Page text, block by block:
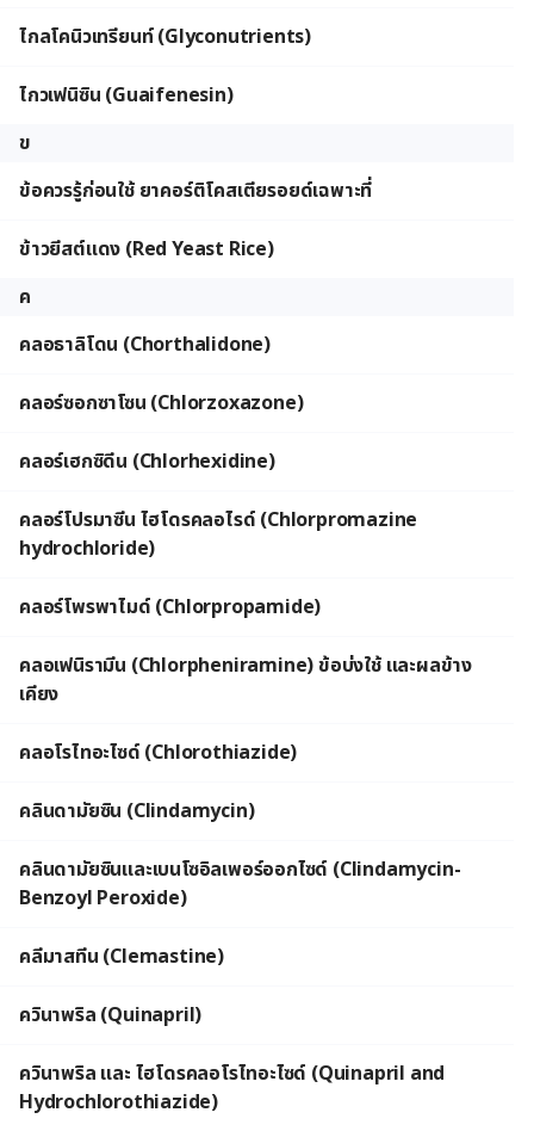
ไกลโคนิวเทรียนท์ (Glyconutrients)
ไกวเฟนิซิน (Guaifenesin)
ข
ข้อควรรู้ก่อนใช้ ยาคอร์ติโคสเตียรอยด์เฉพาะที่
ข้าวยีสต์แดง (Red Yeast Rice)
ค
คลอธาลิโดน (Chorthalidone)
คลอร์ซอกซาโซน (Chlorzoxazone)
คลอร์เฮกซิดีน (Chlorhexidine)
คลอร์โปรมาซีน ไฮโดรคลอไรด์ (Chlorpromazine
hydrochloride)
คลอร์โพรพาไมด์ (Chlorpropamide)
คลอเฟนิรามีน (Chlorpheniramine) ข้อบ่งใช้ และผลข้าง
เคียง
คลอโรไทอะไซด์ (Chlorothiazide)
คลินดามัยซิน (Clindamycin)
คลินดามัยซินและเบนโซอิลเพอร์ออกไซด์ (Clindamycin-
Benzoyl Peroxide)
คลีมาสทีน (Clemastine)
ควินาพริล (Quinapril)
ควินาพริล และ ไฮโดรคลอโรไทอะไซด์ (Quinapril and
Hydrochlorothiazide)